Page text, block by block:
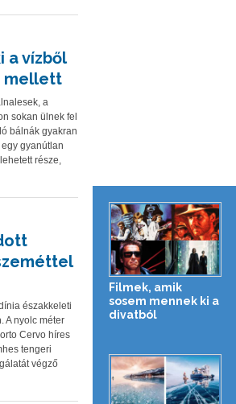
a vízből
mellett
a
sokan ülnek fel
bálnák gyakran
gyanútlan
része,
északkeleti
A nyolc méter
Cervo híres
tengeri
végző
Filmek, amik
sosem mennek ki a
divatból